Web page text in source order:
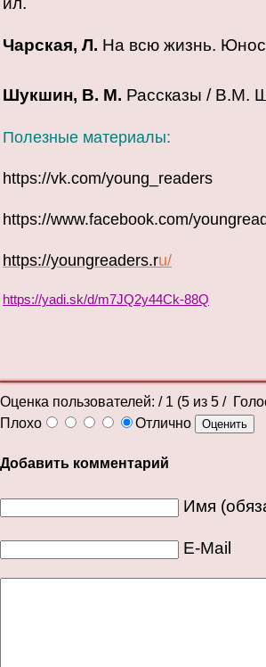
Чарская, Л. На всю жизнь.
Шукшин, В. М. Рассказы / В.М.
Полезные материалы:
https://vk.com/young_readers
https://www.facebook.com/
https://youngreaders.ru/
https://yadi.sk/d/m7JQ2y44Ck-88Q
Оценка пользователей: / 1 (5 из 5 /
Плохо
Отлично
Добавить комментарий
Имя
E-Mail